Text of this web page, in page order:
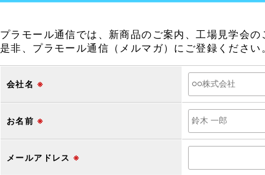
プラモール通信では、新商品のご案内、工場見学会
是非、プラモール通信（メルマガ）にご登録ください
会社名 ※
お名前 ※
メールアドレス ※